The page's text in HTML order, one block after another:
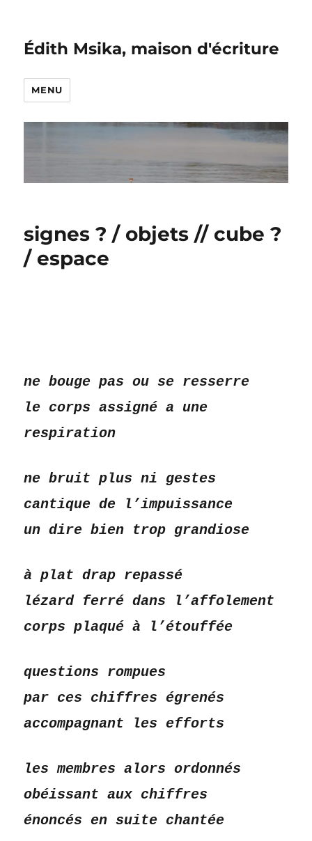
Édith Msika, maison d'écriture
MENU
signes ? / objets // cube ?
/ espace
ne bouge pas ou se resserre
le corps assigné a une
respiration
ne bruit plus ni gestes
cantique de l’impuissance
un dire bien trop grandiose
à plat drap repassé
lézard ferré dans l’affolement
corps plaqué à l’étouffée
questions rompues
par ces chiffres égrenés
accompagnant les efforts
les membres alors ordonnés
obéissant aux chiffres
énoncés en suite chantée